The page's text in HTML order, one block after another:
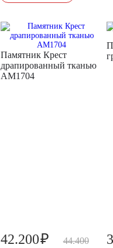
Памятник Крест
драпированный тканью
AM1704
44.400
42.200₽